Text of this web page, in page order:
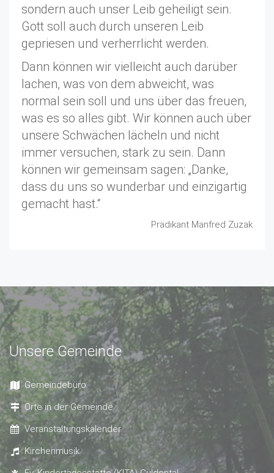
sondern auch unser Leib geheiligt sein.
Gott soll auch durch unseren Leib
gepriesen und verherrlicht werden.
Dann können wir vielleicht auch darüber
lachen, was von dem abweicht, was
normal sein soll und uns über das freuen,
was es so alles gibt. Wir können auch über
unsere Schwächen lächeln und nicht
immer versuchen, stark zu sein. Dann
können wir gemeinsam sagen: „Danke,
dass du uns so wunderbar und einzigartig
gemacht hast.“
Prädikant Manfred Zuzak
Unsere Gemeinde
Gemeindebüro
Orte in der Gemeinde
Veranstaltungskalender
Kirchenmusik